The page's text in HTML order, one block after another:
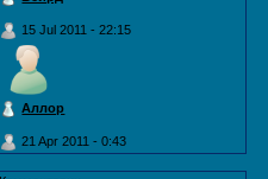
15 Jul 2011 - 22:15
Аллор
21 Apr 2011 - 0:43